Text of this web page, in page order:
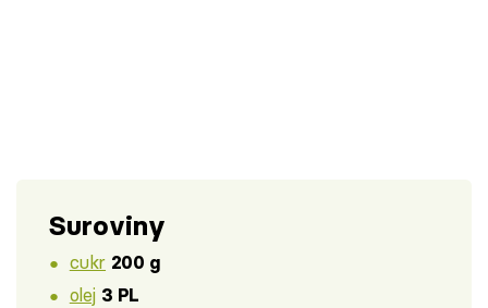
Suroviny
cukr 200 g
olej 3 PL